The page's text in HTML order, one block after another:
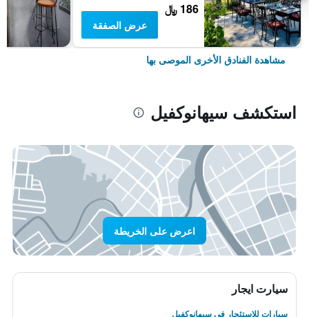
186 ﷼
عرض الصفقة
مشاهدة الفنادق الأخرى الموصى بها
استكشف سيهانوكفيل
اعرض على الخريطة
سيارت ايجار
سيارات للاستئجار في سيهانوكفيل